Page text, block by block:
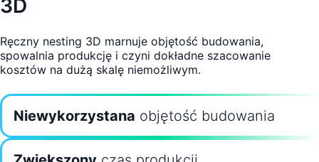
3D
Ręczny nesting 3D marnuje objętość budowania,
spowalnia produkcję i czyni dokładne szacowanie
kosztów na dużą skalę niemożliwym.
Niewykorzystana objętość budowania